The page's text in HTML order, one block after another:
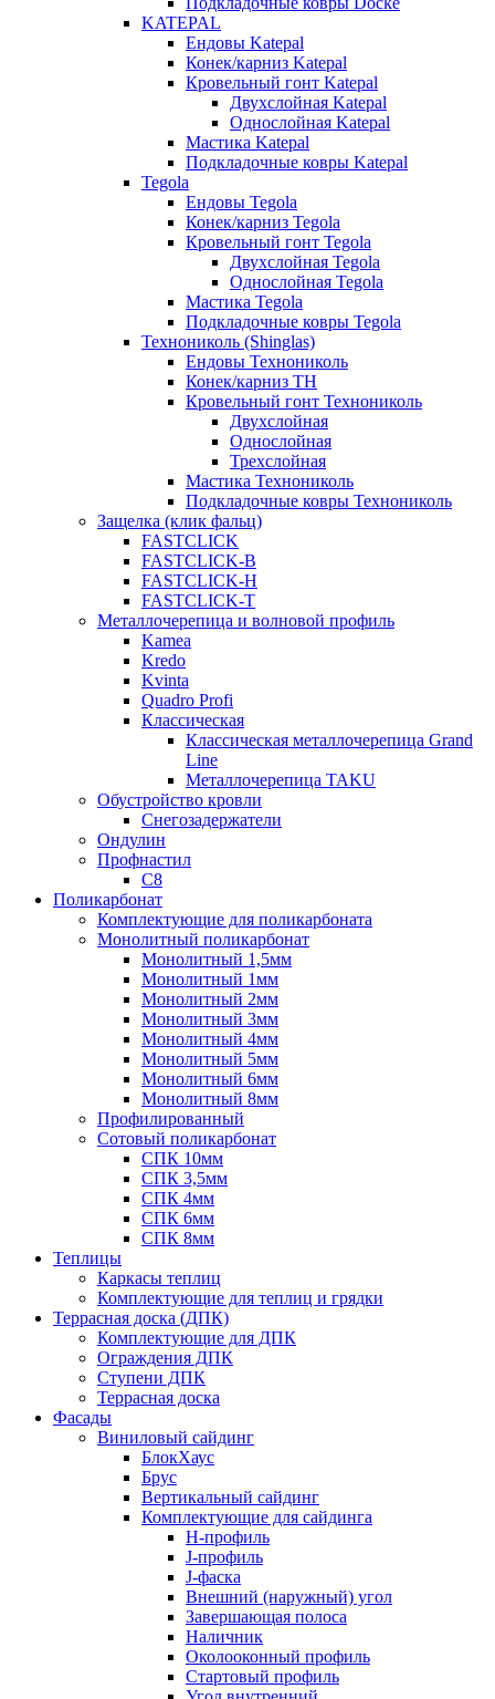
KATEPAL
Ендовы Katepal
Конек/карниз Katepal
Кровельный гонт Katepal
Двухслойная Katepal
Однослойная Katepal
Мастика Katepal
Подкладочные ковры Katepal
Tegola
Ендовы Tegola
Конек/карниз Tegola
Кровельный гонт Tegola
Двухслойная Tegola
Однослойная Tegola
Мастика Tegola
Подкладочные ковры Tegola
Технониколь (Shinglas)
Ендовы Технониколь
Конек/карниз ТН
Кровельный гонт Технониколь
Двухслойная
Однослойная
Трехслойная
Мастика Технониколь
Подкладочные ковры Технониколь
Защелка (клик фальц)
FASTCLICK
FASTCLICK-B
FASTCLICK-H
FASTCLICK-T
Металлочерепица и волновой профиль
Kamea
Kredo
Kvinta
Quadro Profi
Классическая
Классическая металлочерепица Grand
Line
Металлочерепица TAKU
Обустройство кровли
Снегозадержатели
Ондулин
Профнастил
С8
Поликарбонат
Комплектующие для поликарбоната
Монолитный поликарбонат
Монолитный 1,5мм
Монолитный 1мм
Монолитный 2мм
Монолитный 3мм
Монолитный 4мм
Монолитный 5мм
Монолитный 6мм
Монолитный 8мм
Профилированный
Сотовый поликарбонат
СПК 10мм
СПК 3,5мм
СПК 4мм
СПК 6мм
СПК 8мм
Теплицы
Каркасы теплиц
Комплектующие для теплиц и грядки
Террасная доска (ДПК)
Комплектующие для ДПК
Ограждения ДПК
Ступени ДПК
Террасная доска
Фасады
Виниловый сайдинг
БлокХаус
Брус
Вертикальный сайдинг
Комплектующие для сайдинга
H-профиль
J-профиль
J-фаска
Внешний (наружный) угол
Завершающая полоса
Наличник
Околооконный профиль
Стартовый профиль